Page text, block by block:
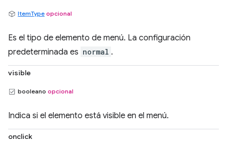
ItemType opcional
Es el tipo de elemento de menú. La configuración
predeterminada es normal .
visible
booleano opcional
Indica si el elemento está visible en el menú.
onclick